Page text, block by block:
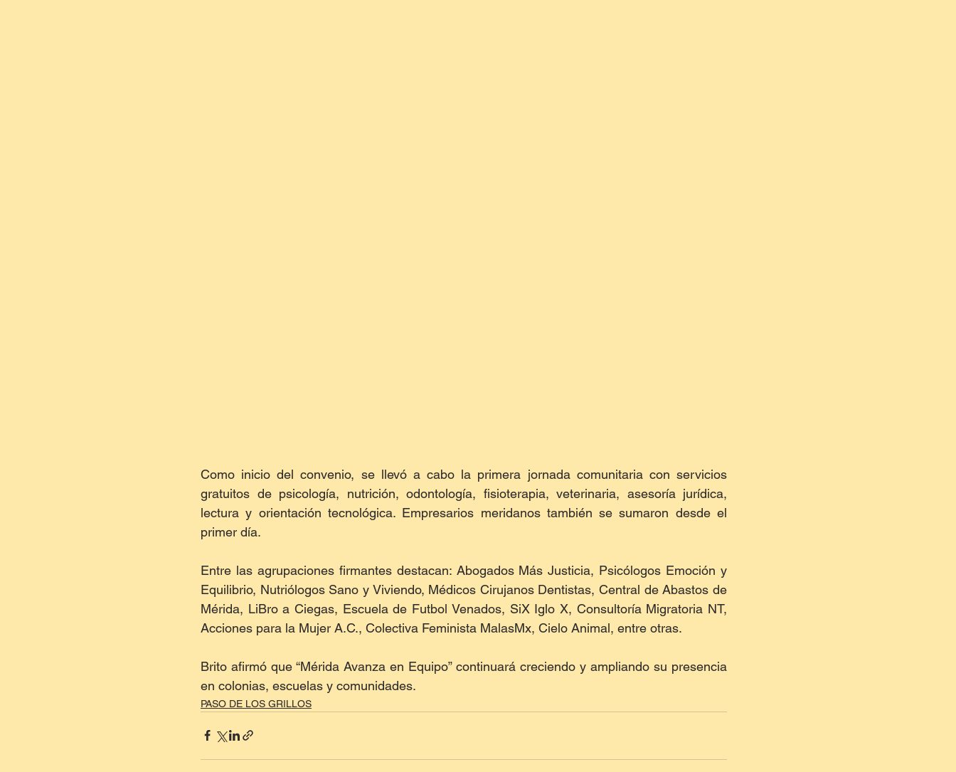
Como inicio del convenio, se llevó a cabo la primera jornada comunitaria con servicios
gratuitos de psicología, nutrición, odontología, fisioterapia, veterinaria, asesoría jurídica,
lectura y orientación tecnológica. Empresarios meridanos también se sumaron desde el
primer día.
Entre las agrupaciones firmantes destacan: Abogados Más Justicia, Psicólogos Emoción y
Equilibrio, Nutriólogos Sano y Viviendo, Médicos Cirujanos Dentistas, Central de Abastos de
Mérida, LiBro a Ciegas, Escuela de Futbol Venados, SiX Iglo X, Consultoría Migratoria NT,
Acciones para la Mujer A.C., Colectiva Feminista MalasMx, Cielo Animal, entre otras.
Brito afirmó que “Mérida Avanza en Equipo” continuará creciendo y ampliando su presencia
en colonias, escuelas y comunidades.
PASO DE LOS GRILLOS